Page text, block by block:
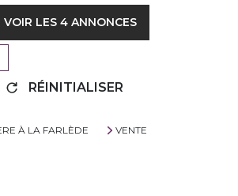
VOIR LES 4 ANNONCES
RÉINITIALISER
À LA FARLÈDE
VENTE